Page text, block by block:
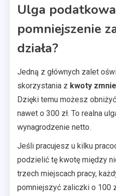
Ulga
pomniejszenie
działa?
Jedną z głównych zalet
skorzystania z kwoty
Dzięki temu możesz
nawet o 300 zł. To realna
wynagrodzenie netto.
Jeśli pracujesz u kilku
podzielić tę kwotę między
trzech miejscach pracy,
pomniejszyć zaliczki o 100